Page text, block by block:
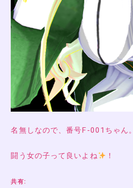
名無しなので、番号F-001ちゃん。
闘う女の子って良いよね ！
共有: